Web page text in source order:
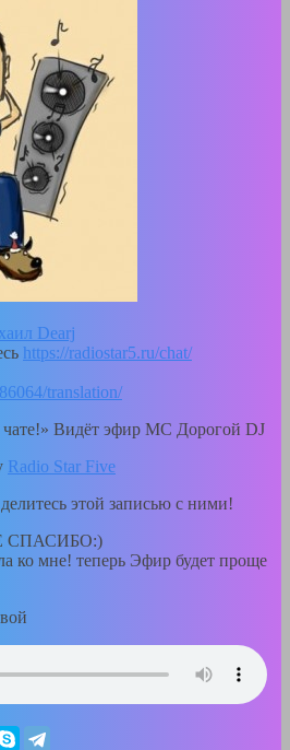
Dearj
https://radiostar5.ru/chat/
translation/
Видёт эфир MC Дорогой DJ
Radio Star Five
этой записью с ними!
СПАСИБО:)
ко мне! теперь Эфир будет проще